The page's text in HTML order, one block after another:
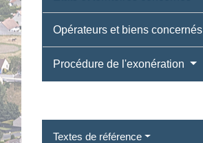
Opérateurs et biens concernés
Procédure de l'exonération
Textes de référence